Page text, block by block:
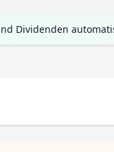
Dividenden